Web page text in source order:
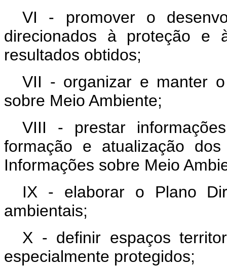
VI - promover o
direcionados à proteção e
resultados obtidos;
VII - organizar e manter
sobre Meio Ambiente;
VIII - prestar
formação e atualização
Informações sobre Meio
IX - elaborar o Plano
ambientais;
X - definir espaços
especialmente protegidos;